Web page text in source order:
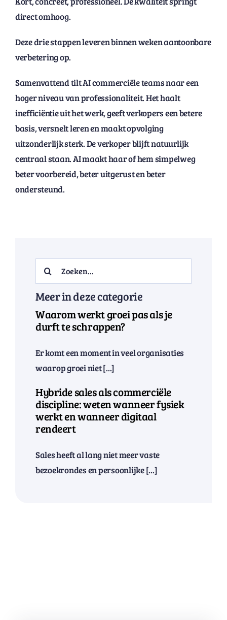
direct omhoog.
Deze drie stappen leveren binnen weken aantoonbare
verbetering op.
Samenvattend tilt AI commerciële teams naar een
hoger niveau van professionaliteit. Het haalt
inefficiëntie uit het werk, geeft verkopers een betere
basis, versnelt leren en maakt opvolging
uitzonderlijk sterk. De verkoper blijft natuurlijk
centraal staan. AI maakt haar of hem simpelweg
beter voorbereid, beter uitgerust en beter
ondersteund.
Search
for:
Meer in deze categorie
Waarom werkt groei pas als je
durft te schrappen?
Er komt een moment in veel organisaties
waarop groei niet [...]
Hybride sales als commerciële
discipline: weten wanneer fysiek
werkt en wanneer digitaal
rendeert
Sales heeft al lang niet meer vaste
bezoekrondes en persoonlijke [...]